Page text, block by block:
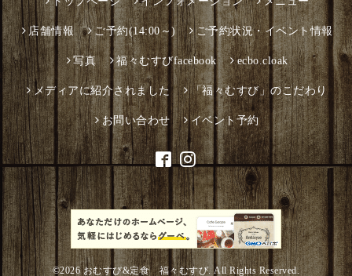
店舗情報 ご予約(14:00～) ご予約状況・イベント情報
写真 福々むすびfacebook ecbo.cloak
メディアに紹介されました 「福々むすび」のこだわり
お問い合わせ イベント予約
©2026おむすび&定食 福々むすび. All Rights Reserved.